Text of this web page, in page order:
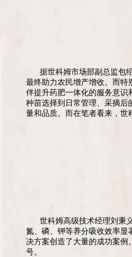
据世科姆市场部副总监包
最终助力农民增产增收。而特
伴提升药肥一体化的服务意识
种苗选择到日常管理、采摘后
量和品质。而在笔者看来，世
世科姆高级技术经理刘秉
氮、磷、钾等养分吸收效率显
决方案创造了大量的成功案例
号。